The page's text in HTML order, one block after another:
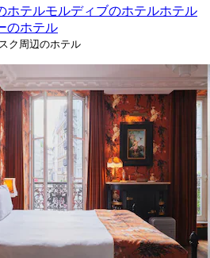
ホテルモルディブのホテルホテル
のホテル
ク周辺のホテル